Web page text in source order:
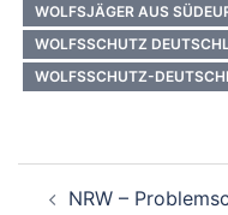
WOLFSJÄGER AUS
WOLFSSCHUTZ
WOLFSSCHUTZ-
NRW –